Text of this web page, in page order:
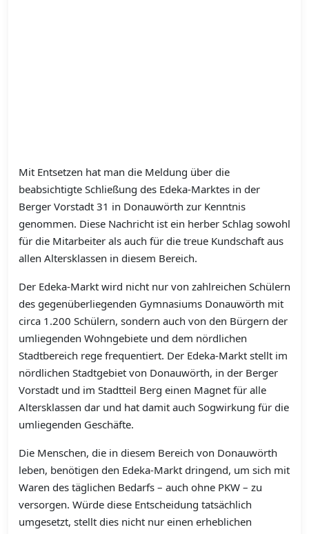
Mit Entsetzen hat man die Meldung über die
beabsichtigte Schließung des Edeka-Marktes in der
Berger Vorstadt 31 in Donauwörth zur Kenntnis
genommen. Diese Nachricht ist ein herber Schlag sowohl
für die Mitarbeiter als auch für die treue Kundschaft aus
allen Altersklassen in diesem Bereich.
Der Edeka-Markt wird nicht nur von zahlreichen Schülern
des gegenüberliegenden Gymnasiums Donauwörth mit
circa 1.200 Schülern, sondern auch von den Bürgern der
umliegenden Wohngebiete und dem nördlichen
Stadtbereich rege frequentiert. Der Edeka-Markt stellt im
nördlichen Stadtgebiet von Donauwörth, in der Berger
Vorstadt und im Stadtteil Berg einen Magnet für alle
Altersklassen dar und hat damit auch Sogwirkung für die
umliegenden Geschäfte.
Die Menschen, die in diesem Bereich von Donauwörth
leben, benötigen den Edeka-Markt dringend, um sich mit
Waren des täglichen Bedarfs – auch ohne PKW – zu
versorgen. Würde diese Entscheidung tatsächlich
umgesetzt, stellt dies nicht nur einen erheblichen